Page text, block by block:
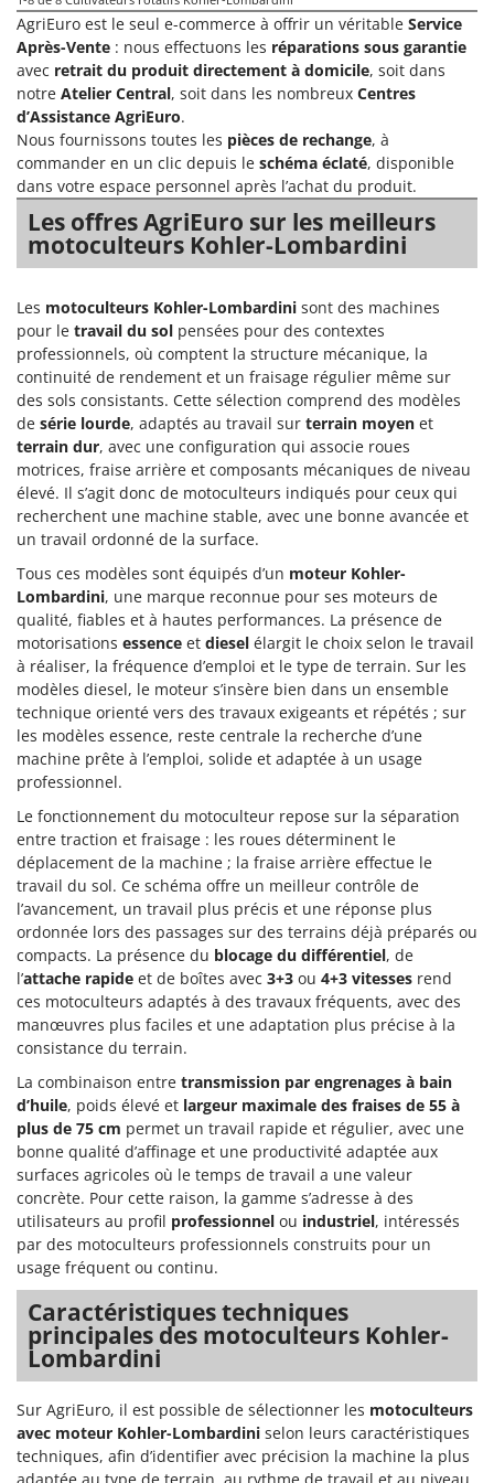
New O.M.R.A.
Nilfisk
Ninja
Novatec
Novital
NuAir
NuovaFac
O
Officine Savioli
Oliviero
Olix
OMA
Omas
Ompagrill
Ooni
Oriental Koshin
Outdoorchef
P
Palazzetti
Palumbo Pavi
Partisani
Paterlini
Philips
Pramac
R
R.G.V.
Rato
Reber
Redback
Resto Italia
Ribimex
Ritter
River Systems
Robomow
Rossofuoco
Rover Pompe
Royal Food
Ryobi
S
S.T.P.
Sbaraglia
Schnitzer
AgriEuro est le seul e-commerce à offrir un véritable Service
Après-Vente : nous effectuons les réparations sous garantie
avec retrait du produit directement à domicile, soit dans
notre Atelier Central, soit dans les nombreux Centres
d’Assistance AgriEuro.
Nous fournissons toutes les pièces de rechange, à
commander en un clic depuis le schéma éclaté, disponible
dans votre espace personnel après l’achat du produit.
Les offres AgriEuro sur les meilleurs
motoculteurs Kohler-Lombardini
Les motoculteurs Kohler-Lombardini sont des machines
pour le travail du sol pensées pour des contextes
professionnels, où comptent la structure mécanique, la
continuité de rendement et un fraisage régulier même sur
des sols consistants. Cette sélection comprend des modèles
de série lourde, adaptés au travail sur terrain moyen et
terrain dur, avec une configuration qui associe roues
motrices, fraise arrière et composants mécaniques de niveau
élevé. Il s’agit donc de motoculteurs indiqués pour ceux qui
recherchent une machine stable, avec une bonne avancée et
un travail ordonné de la surface.
Tous ces modèles sont équipés d’un moteur Kohler-
Lombardini, une marque reconnue pour ses moteurs de
qualité, fiables et à hautes performances. La présence de
motorisations essence et diesel élargit le choix selon le travail
à réaliser, la fréquence d’emploi et le type de terrain. Sur les
modèles diesel, le moteur s’insère bien dans un ensemble
technique orienté vers des travaux exigeants et répétés ; sur
les modèles essence, reste centrale la recherche d’une
machine prête à l’emploi, solide et adaptée à un usage
professionnel.
Le fonctionnement du motoculteur repose sur la séparation
entre traction et fraisage : les roues déterminent le
déplacement de la machine ; la fraise arrière effectue le
travail du sol. Ce schéma offre un meilleur contrôle de
l’avancement, un travail plus précis et une réponse plus
ordonnée lors des passages sur des terrains déjà préparés ou
compacts. La présence du blocage du différentiel, de
l’attache rapide et de boîtes avec 3+3 ou 4+3 vitesses rend
ces motoculteurs adaptés à des travaux fréquents, avec des
manœuvres plus faciles et une adaptation plus précise à la
consistance du terrain.
La combinaison entre transmission par engrenages à bain
d’huile, poids élevé et largeur maximale des fraises de 55 à
plus de 75 cm permet un travail rapide et régulier, avec une
bonne qualité d’affinage et une productivité adaptée aux
surfaces agricoles où le temps de travail a une valeur
concrète. Pour cette raison, la gamme s’adresse à des
utilisateurs au profil professionnel ou industriel, intéressés
par des motoculteurs professionnels construits pour un
usage fréquent ou continu.
Caractéristiques techniques
principales des motoculteurs Kohler-
Lombardini
Sur AgriEuro, il est possible de sélectionner les motoculteurs
avec moteur Kohler-Lombardini selon leurs caractéristiques
techniques, afin d’identifier avec précision la machine la plus